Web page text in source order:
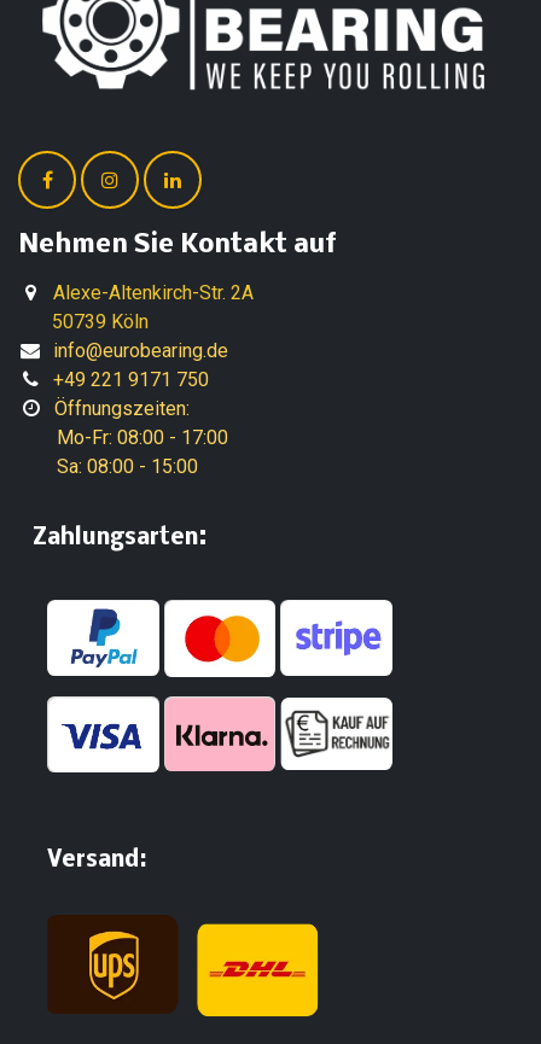
Nehmen Sie Kontakt auf
Alexe-Altenkirch-Str. 2A
50739 Köln
info@eurobearing.de
+49 221 9171 750
Öffnungszeiten:
Mo-Fr: 08:00 - 17:00
Sa: 08:00 - 15:00
​Zahlungsarten:
Versand: